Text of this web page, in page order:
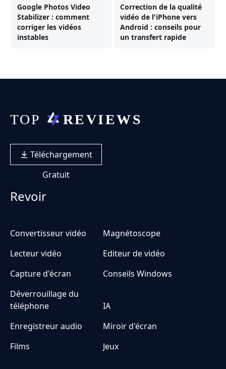
Google Photos Video
Stabilizer : comment
corriger les vidéos
instables
Correction de la qualité
vidéo de l'iPhone vers
Android : conseils pour
un transfert rapide
Téléchargement
Gratuit
Revoir
Convertisseur vidéo
Magnétoscope
Lecteur vidéo
Editeur de vidéo
Capture d'écran
Conseils Windows
Déverrouillage du
téléphone
IA
Enregistreur audio
Miroir d'écran
Films
Jeux